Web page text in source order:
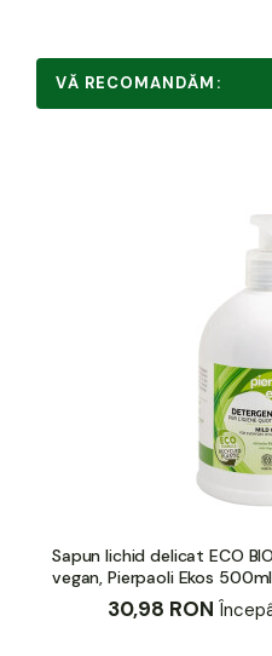
VĂ RECOMANDĂM:
Sapun lichid delicat ECO
vegan, Pierpaoli Ekos 500ml
30,98 RON